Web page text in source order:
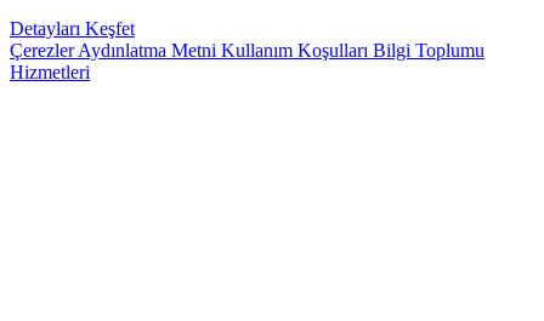
Detayları Keşfet
ÇerezlerAydınlatma Metni Kullanım Koşulları Bilgi Toplumu
Hizmetleri